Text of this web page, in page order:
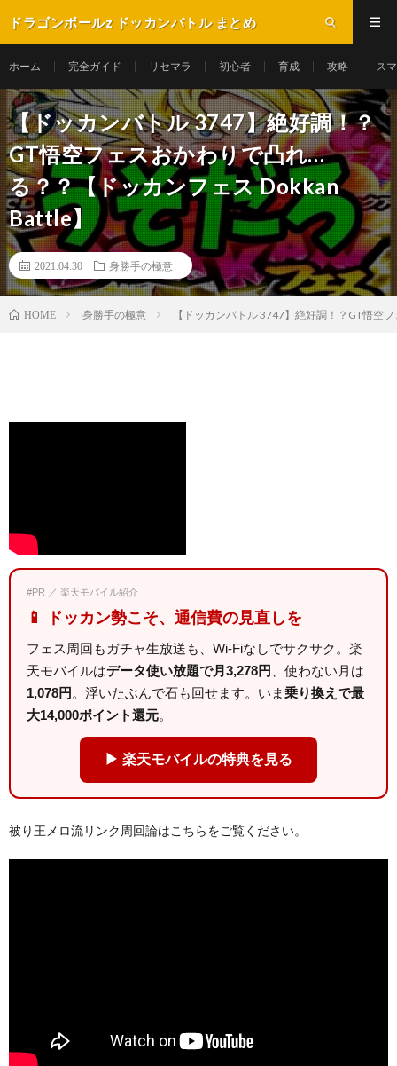
ドラゴンボールz ドッカンバトル まとめ
ホーム 完全ガイド リセマラ 初心者 育成 攻略 ス
【ドッカンバトル 3747】絶好調！？
GT悟空フェスおかわりで凸れ…
る？？【ドッカンフェス Dokkan
Battle】
2021.04.30 身勝手の極意
HOME 身勝手の極意 【ドッカンバトル 3747】絶好調！？GT悟空
#PR ／ 楽天モバイル紹介
📱 ドッカン勢こそ、通信費の見直しを
フェス周回もガチャ生放送も、Wi-Fiなしでサクサク。楽
天モバイルはデータ使い放題で月3,278円
、使わない月は
1,078円 。浮いたぶんで石も回せます。いま乗り換えで最
大14,000ポイント還元。
▶ 楽天モバイルの特典を見る
被り王メロ流リンク周回論はこちらをご覧ください。